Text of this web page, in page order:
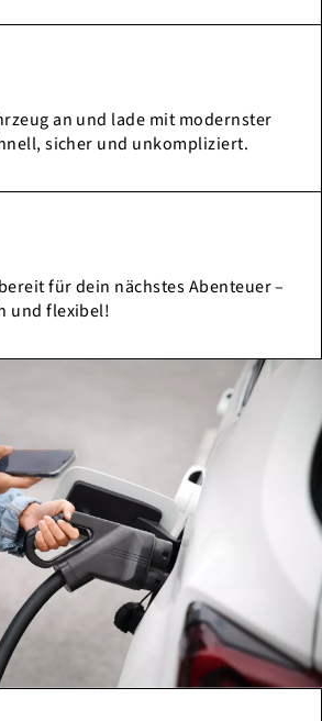
an und lade mit modernster
sicher und unkompliziert.
für dein nächstes Abenteuer –
und flexibel!